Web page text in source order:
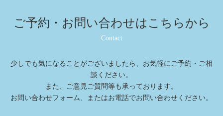
ご予約・お問い合わせはこちらから
Contact
少しでも気になることがございましたら、お気軽にご予約・ご相
談ください。
また、ご意⾒ご質問等も承っております。
お問い合わせフォーム、またはお電話でお問い合わせください。